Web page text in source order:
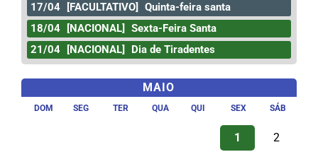
17/04 [FACULTATIVO]
Quinta-feira santa
18/04
[NACIONAL]
Sexta-Feira Santa
21/04
[NACIONAL] Dia de Tiradentes
MAIO
DOM SEG TER QUA QUI SEX SÁB
1 2